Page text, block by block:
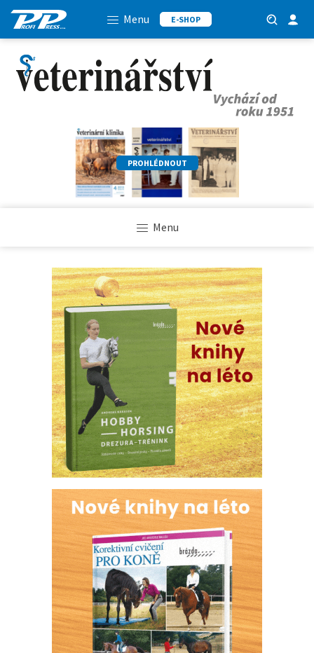
Menu E-SHOP
PROHLÉDNOUT
Menu